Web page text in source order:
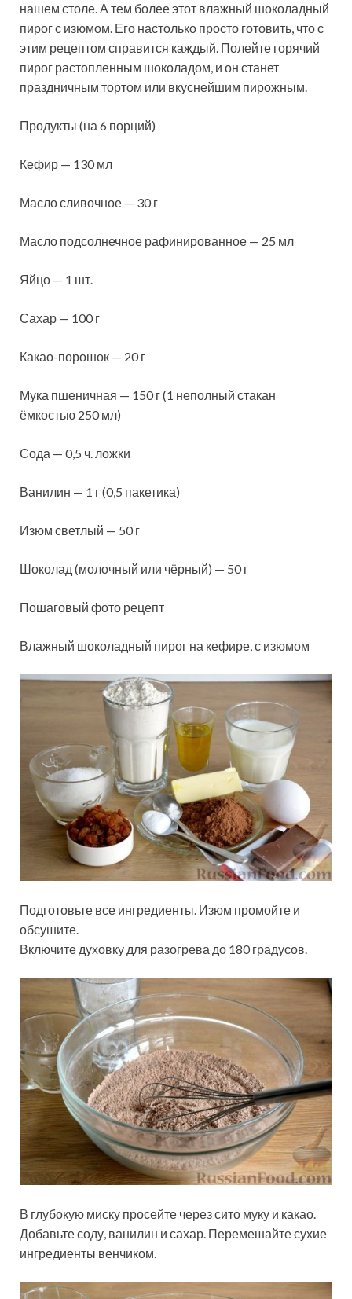
нашем столе. А тем более этот влажный шоколадный
пирог с изюмом. Его настолько просто готовить, что с
этим рецептом справится каждый. Полейте горячий
пирог растопленным шоколадом, и он станет
праздничным тортом или вкуснейшим пирожным.
Продукты (на 6 порций)
Кефир — 130 мл
Масло сливочное — 30 г
Масло подсолнечное рафинированное — 25 мл
Яйцо — 1 шт.
Сахар — 100 г
Какао-порошок — 20 г
Мука пшеничная — 150 г (1 неполный стакан
ёмкостью 250 мл)
Сода — 0,5 ч. ложки
Ванилин — 1 г (0,5 пакетика)
Изюм светлый — 50 г
Шоколад (молочный или чёрный) — 50 г
Пошаговый фото рецепт
Влажный шоколадный пирог на кефире, с изюмом
Подготовьте все ингредиенты. Изюм промойте и
обсушите.
Включите духовку для разогрева до 180 градусов.
В глубокую миску просейте через сито муку и какао.
Добавьте соду, ванилин и сахар. Перемешайте сухие
ингредиенты венчиком.